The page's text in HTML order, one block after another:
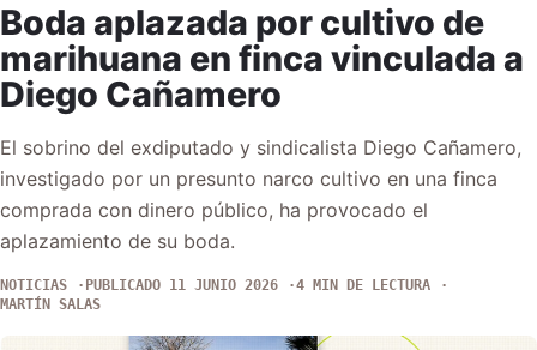
Boda aplazada por cultivo de
marihuana en finca vinculada a
Diego Cañamero
El sobrino del exdiputado y sindicalista Diego Cañamero,
investigado por un presunto narco cultivo en una finca
comprada con dinero público, ha provocado el
aplazamiento de su boda.
NOTICIAS PUBLICADO 11 JUNIO 2026
4 MIN DE LECTURA
MARTÍN SALAS